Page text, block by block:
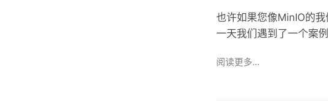
也许如果您像MinIO的
一天我们遇到了一个案
阅读更多...